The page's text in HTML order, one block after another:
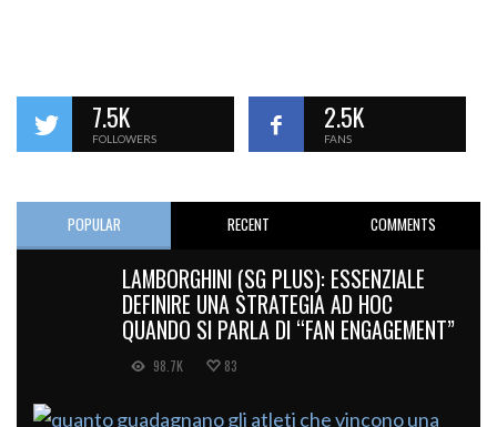
7.5K
FOLLOWERS
2.5K
FANS
POPULAR RECENT COMMENTS
LAMBORGHINI (SG PLUS): ESSENZIALE
DEFINIRE UNA STRATEGIA AD HOC
QUANDO SI PARLA DI “FAN ENGAGEMENT”
98.7K 83